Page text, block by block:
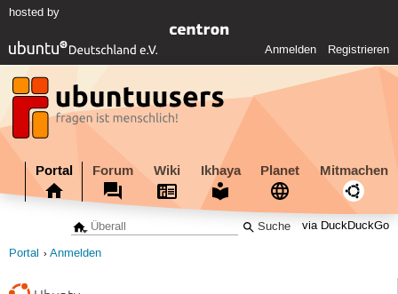
hosted by
Anmelden Registrieren
Portal Forum Wiki Ikhaya Planet Mitmachen
via DuckDuckGo
Portal Anmelden